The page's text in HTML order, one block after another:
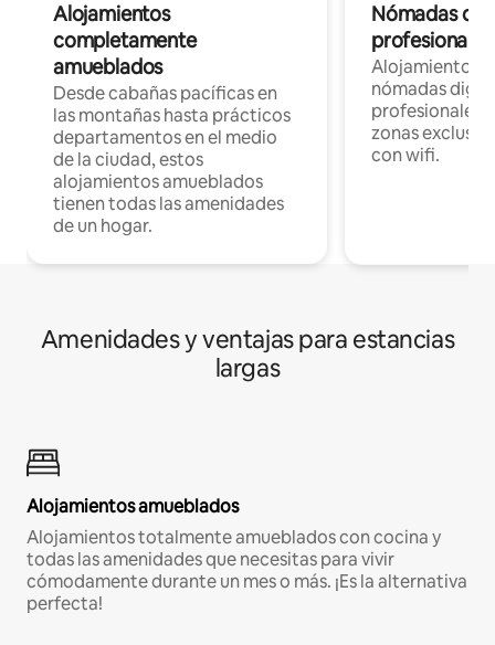
Alojamientos
completamente
amueblados
Desde cabañas pacíficas en
las montañas hasta prácticos
departamentos en el medio
de la ciudad, estos
alojamientos amueblados
tienen todas las amenidades
de un hogar.
Nómadas
Alojamientos
nómadas
profesionales
zonas
con wifi.
Amenidades y ventajas para estancias
largas
Alojamientos amueblados
Alojamientos totalmente amueblados con cocina y
todas las amenidades que necesitas para vivir
cómodamente durante un mes o más. ¡Es la alternativa
perfecta!